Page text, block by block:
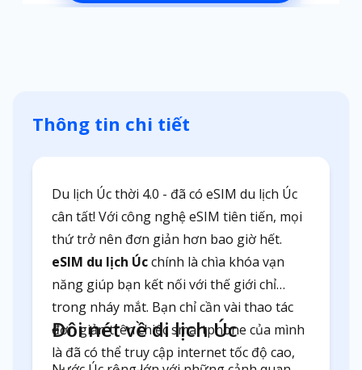
Thông tin chi tiết
Du lịch Úc thời 4.0 - đã có eSIM du lịch Úc
cân tất! Với công nghệ eSIM tiên tiến, mọi
thứ trở nên đơn giản hơn bao giờ hết.
eSIM du lịch Úcchính là chìa khóa vạn
năng giúp bạn kết nối với thế giới chỉ
trong nháy mắt. Bạn chỉ cần vài thao tác
đơn giản trên chiếc smartphone của mình
là đã có thể truy cập internet tốc độ cao,
Đôi nét về di lịch Úc